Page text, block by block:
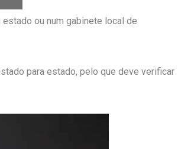
ou num gabinete local de
para estado, pelo que deve verificar